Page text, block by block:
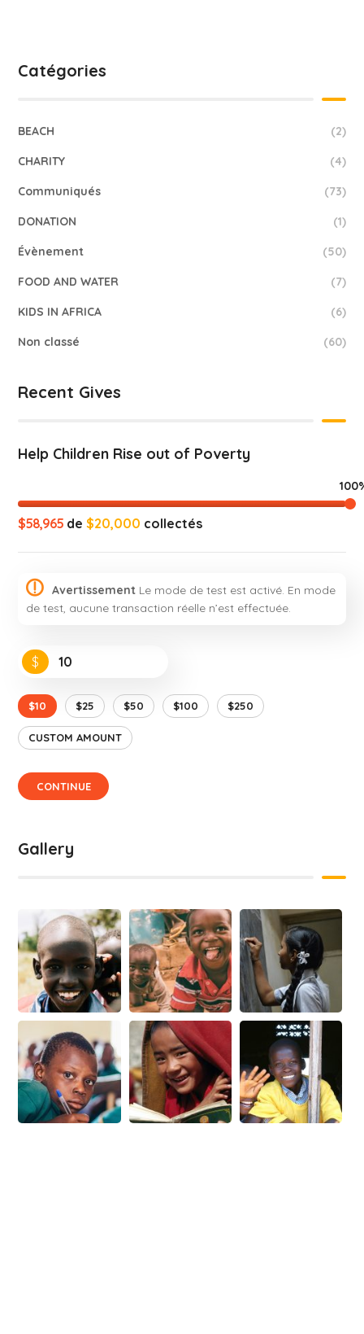
Catégories
BEACH (2)
CHARITY (4)
Communiqués (73)
DONATION (1)
Évènement (50)
FOOD AND WATER (7)
KIDS IN AFRICA (6)
Non classé (60)
Recent Gives
Help Children Rise out of Poverty
$58,965 de$20,000 collectés
AvertissementLe mode de test est activé. En mode
de test, aucune transaction réelle n’est effectuée.
$
$10 $25 $50 $100 $250
CUSTOM AMOUNT
CONTINUE
Gallery